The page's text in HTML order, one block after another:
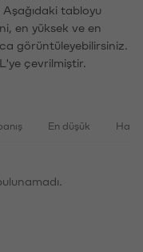
tabloyu
en yüksek ve en
görüntüleyebilirsiniz.
çevrilmiştir.
En düşük